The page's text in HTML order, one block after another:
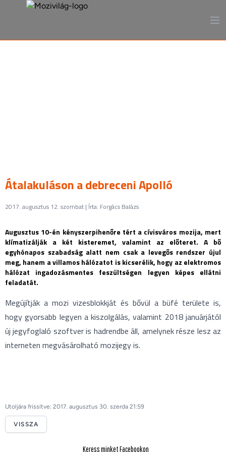
Átalakuláson a debreceni Apolló
2017. augusztus 12. szombat | Írta: Forgács Balázs
Augusztus 10-én kényszerpihenőre tért a cívisváros mozija, mert
klímatizálják a két kisteremet, valamint az előteret. A bő
egyhónapos szabadság alatt nem csak a levegős rendszer újul
meg, hanem a villamos hálózatot is kicserélik, hogy az elektromos
hálózat ingadozásmentes feszültségen legyen képes ellátni
feladatát.
Megújítják a mozi vizesblokkját és bővül a büfé területe is,
hogy gyorsabb legyen a kiszolgálás, valamint 2018 januárjától
új jegyfoglaló szoftver is hadrendbe áll, amelynek része lesz az
interneten megvásárolható mozijegy is.
Utoljára frissítve: 2017. augusztus 30. szerda 21:59
VISSZA
Keress minket Facebookon